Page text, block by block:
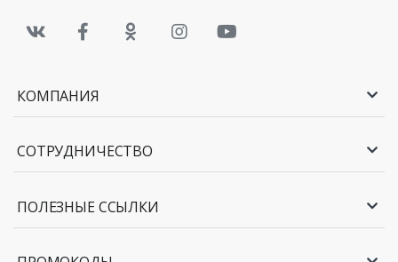
КОМПАНИЯ
СОТРУДНИЧЕСТВО
ПОЛЕЗНЫЕ ССЫЛКИ